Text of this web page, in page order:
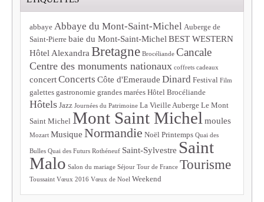
abbaye Abbaye du Mont-Saint-Michel Auberge de
Saint-Pierre baie du Mont-Saint-Michel BEST WESTERN
Hôtel Alexandra Bretagne Brocéliande Cancale
Centre des monuments nationaux coffrets cadeaux
concertConcerts Côte d'Emeraude Dinard Festival Film
galettes gastronomie grandes marées Hôtel Brocéliande
Hôtels Jazz Journées du Patrimoine La Vieille Auberge Le Mont
Saint Michel Mont Saint Michel moules
Mozart Musique Normandie Noël Printemps Quai des
Bulles Quai des Futurs Rothéneuf Saint-Sylvestre Saint
Malo Salon du mariage Séjour Tour de France Tourisme
Toussaint Vœux 2016 Vœux de Noel Weekend